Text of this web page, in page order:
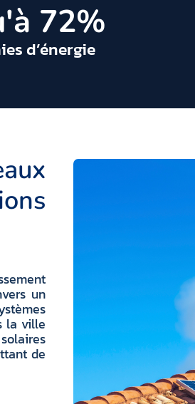
d’énergie
72%
un
la ville
de